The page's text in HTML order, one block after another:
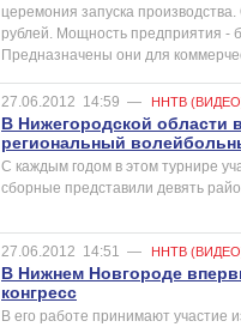
церемония запуска
рублей. Мощность предприятия -
Предназначены они для
27.06.2012 14:59 — ННТВ
В Нижегородской области
региональный
С каждым годом в этом турнире
сборные представили девять
27.06.2012 14:51 — ННТВ
В Нижнем Новгороде
конгресс
В его работе принимают участие